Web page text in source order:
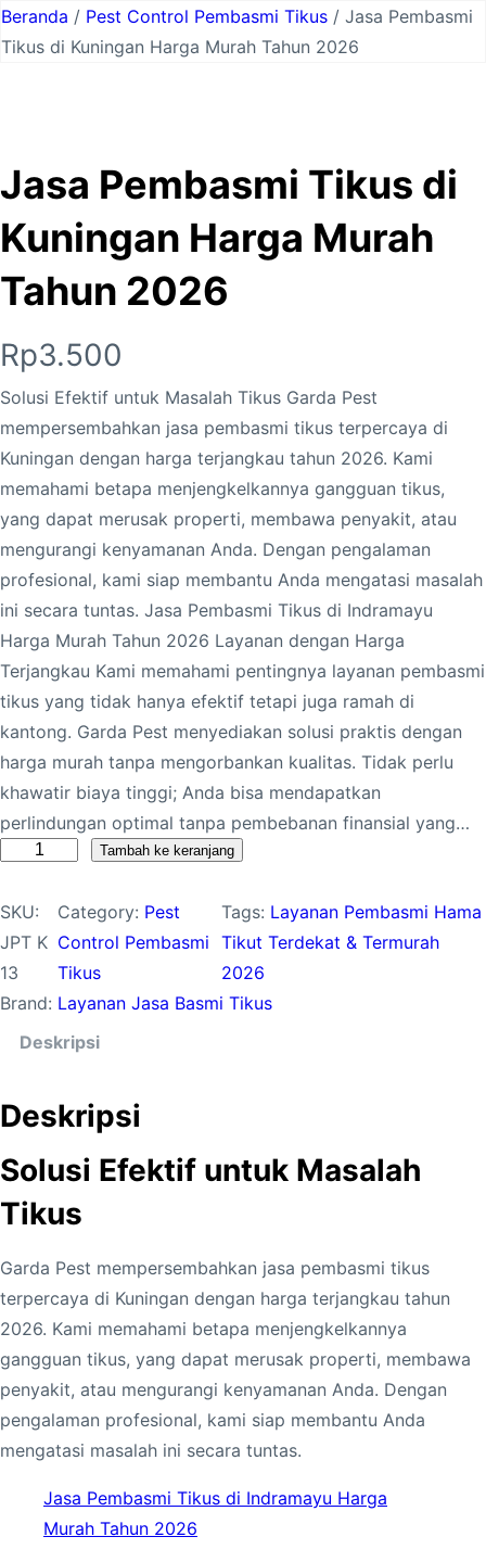
Lewati
ke
Beranda / Pest Control Pembasmi Tikus / Jasa Pembasmi
Tikus di Kuningan Harga Murah Tahun 2026
Jasa Pembasmi Tikus di
Kuningan Harga Murah
Tahun 2026
Rp3.500
Solusi Efektif untuk Masalah Tikus Garda Pest
mempersembahkan jasa pembasmi tikus terpercaya di
Kuningan dengan harga terjangkau tahun 2026. Kami
memahami betapa menjengkelkannya gangguan tikus,
yang dapat merusak properti, membawa penyakit, atau
mengurangi kenyamanan Anda. Dengan pengalaman
profesional, kami siap membantu Anda mengatasi masalah
ini secara tuntas. Jasa Pembasmi Tikus di Indramayu
Harga Murah Tahun 2026 Layanan dengan Harga
Terjangkau Kami memahami pentingnya layanan pembasmi
tikus yang tidak hanya efektif tetapi juga ramah di
kantong. Garda Pest menyediakan solusi praktis dengan
harga murah tanpa mengorbankan kualitas. Tidak perlu
khawatir biaya tinggi; Anda bisa mendapatkan
perlindungan optimal tanpa pembebanan finansial yang…
a
n
t
i
J
a
s
e
m
b
a
s
m
i
Tambah ke keranjang
SKU:
JPT K
13
Category: Pest
Control Pembasmi
Tikus
Tags: Layanan Pembasmi Hama
Tikut Terdekat & Termurah
2026
Brand: Layanan Jasa Basmi Tikus
Deskripsi
Deskripsi
Solusi Efektif untuk Masalah
Tikus
Garda Pest mempersembahkan jasa pembasmi tikus
terpercaya di Kuningan dengan harga terjangkau tahun
2026. Kami memahami betapa menjengkelkannya
gangguan tikus, yang dapat merusak properti, membawa
penyakit, atau mengurangi kenyamanan Anda. Dengan
pengalaman profesional, kami siap membantu Anda
mengatasi masalah ini secara tuntas.
Jasa Pembasmi Tikus di Indramayu Harga
Murah Tahun 2026